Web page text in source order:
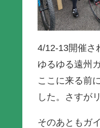
4/12-13開催さ
ゆるゆる遠州
ここに来る前
した。さすが
そのあともガ